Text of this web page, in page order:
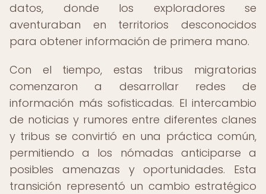
datos, donde los exploradores se
aventuraban en territorios desconocidos
para obtener información de primera mano.
Con el tiempo, estas tribus migratorias
comenzaron a desarrollar redes de
información más sofisticadas. El intercambio
de noticias y rumores entre diferentes clanes
y tribus se convirtió en una práctica común,
permitiendo a los nómadas anticiparse a
posibles amenazas y oportunidades. Esta
transición representó un cambio estratégico